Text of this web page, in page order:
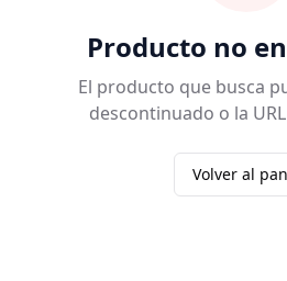
Producto no
El producto que busca
descontinuado o la
Volver al